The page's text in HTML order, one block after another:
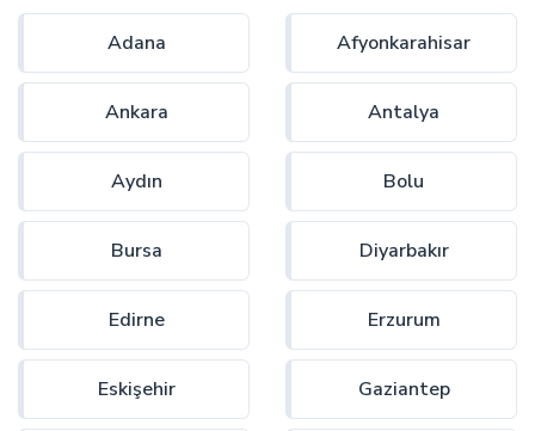
Adana Afyonkarahisar
Ankara Antalya
Aydın Bolu
Bursa Diyarbakır
Edirne Erzurum
Eskişehir Gaziantep